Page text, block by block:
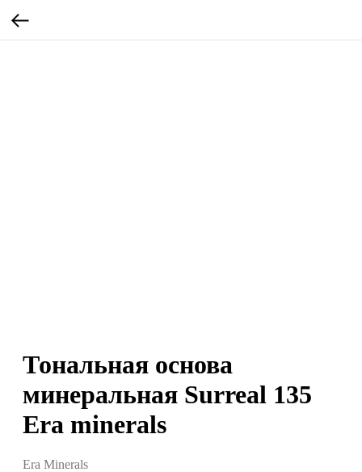
Тональная основа
минеральная Surreal 135
Era minerals
Era Minerals